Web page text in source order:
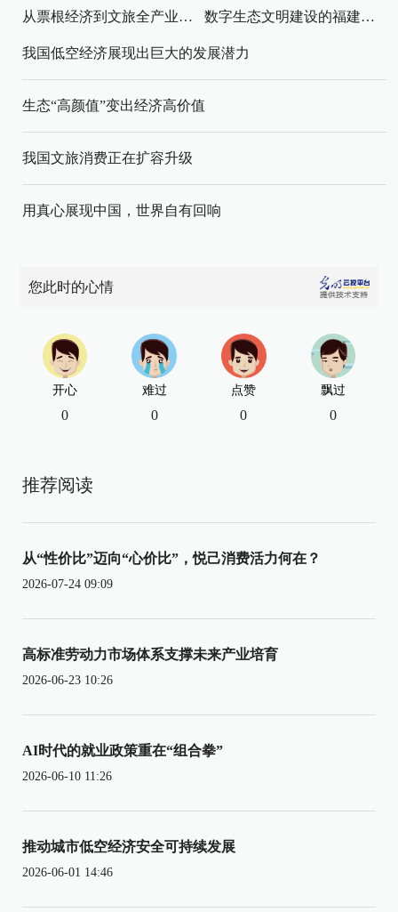
从票根经济到文旅全产业链升级 数字生态文明建设的福建路径与启示
我国低空经济展现出巨大的发展潜力
生态“高颜值”变出经济高价值
我国文旅消费正在扩容升级
用真心展现中国，世界自有回响
您此时的心情
开心
0
难过
0
点赞
0
飘过
0
推荐阅读
从“性价比”迈向“心价比”，悦己消费活力何在？
2026-07-24 09:09
高标准劳动力市场体系支撑未来产业培育
2026-06-23 10:26
AI时代的就业政策重在“组合拳”
2026-06-10 11:26
推动城市低空经济安全可持续发展
2026-06-01 14:46